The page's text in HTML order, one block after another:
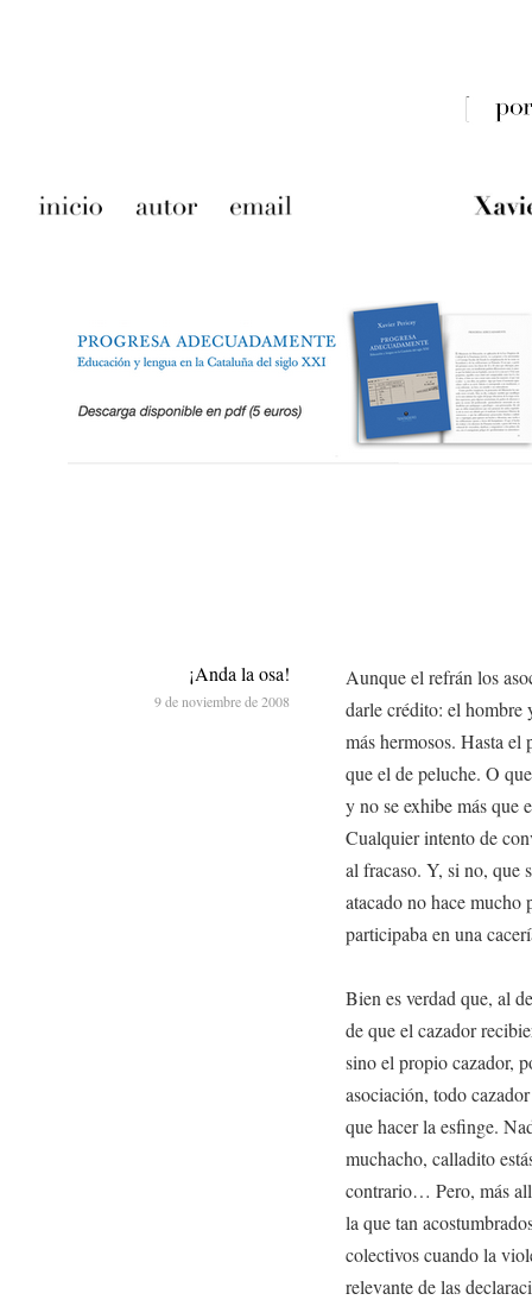
Aunque el refrán los
darle crédito: el hombre
más hermosos. Hasta el
que el de peluche. O
y no se exhibe más que
Cualquier intento de
al fracaso. Y, si no, que
atacado no hace mucho
participaba en una
Bien es verdad que, al
de que el cazador
sino el propio cazador,
asociación, todo
que hacer la esfinge.
muchacho, calladito
contrario… Pero, más
la que tan
colectivos cuando la
relevante de las
¡Anda la osa!
9 de noviembre de 2008